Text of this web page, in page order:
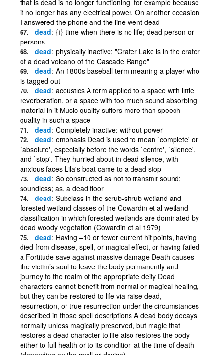
that is dead is no longer functioning, for example because
it no longer has any electrical power. On another occasion
I answered the phone and the line went dead
dead {i} time when there is no life; dead person or
persons
dead physically inactive; "Crater Lake is in the crater
of a dead volcano of the Cascade Range"
dead An 1800s baseball term meaning a player who
is tagged out
dead acoustics A term applied to a space with little
reverberation, or a space with too much sound absorbing
material in it Music quality suffers more than speech
quality in such a space
dead Completely inactive; without power
dead emphasis Dead is used to mean `complete' or
`absolute', especially before the words `centre', `silence',
and `stop'. They hurried about in dead silence, with
anxious faces Lila's boat came to a dead stop
dead So constructed as not to transmit sound;
soundless; as, a dead floor
dead Subclass in the scrub-shrub wetland and
forested wetland classes of the Cowardin et al wetland
classification in which forested wetlands are dominated by
dead woody vegetation (Cowardin et al 1979)
dead Having –10 or fewer current hit points, having
died from disease, spell, or magical effect, or having failed
a Fortitude save against massive damage Death causes
the victim’s soul to leave the body permanently and
journey to the realm of the appropriate deity Dead
characters cannot benefit from normal or magical healing,
but they can be restored to life via raise dead,
resurrection, or true resurrection under the circumstances
described in those spell descriptions A dead body decays
normally unless magically preserved, but magic that
restores a dead character to life also restores the body
either to full health or to its condition at the time of death